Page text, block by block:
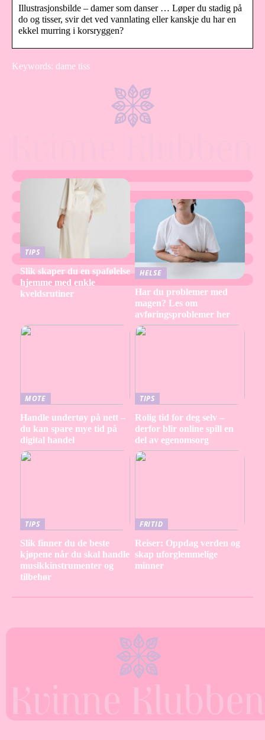
Illustrasjonsbilde – damer som danser … Løper du stadig på
do og tisser, svir det ved vannlating eller kanskje du har en
ekkel murring i korsryggen?
Keywords: dame tiss
TIPS
Slik skaper du en spafølelse
hjemme med enkle
kveldsrutiner
HELSE
Har du problemer med
magen? Les om
avføringsproblemer her
MOTE
Handle undertøy på nett –
du kan spare mye tid på
digital handel
TIPS
Rolig tid for deg selv –
derfor blir online spill en
del av egenomsorg
TIPS
Slik finner du de beste
kjøpene når du skal handle
musikkinstrumenter og
tilbehør
FRITID
Reiser: Oppdag verden og
skap uforglemmelige
minner